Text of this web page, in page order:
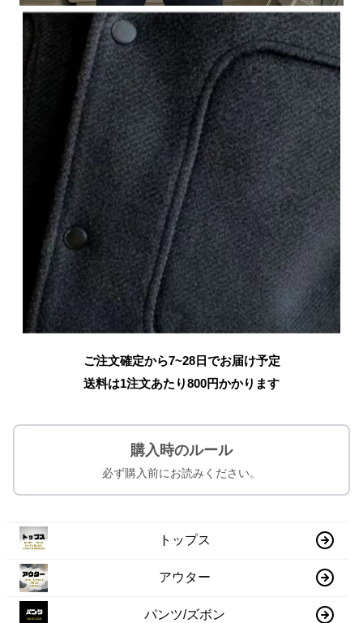
ご注文確定から7~28日でお届け予定
送料は1注文あたり800円かかります
購入時のルール
必ず購入前にお読みください。
トップス
アウター
パンツ/ズボン